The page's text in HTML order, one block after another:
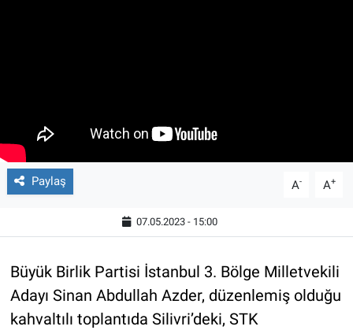
Paylaş A- A+
07.05.2023 - 15:00
Büyük Birlik Partisi İstanbul 3. Bölge Milletvekili
Adayı Sinan Abdullah Azder, düzenlemiş olduğu
kahvaltılı toplantıda Silivri’deki, STK